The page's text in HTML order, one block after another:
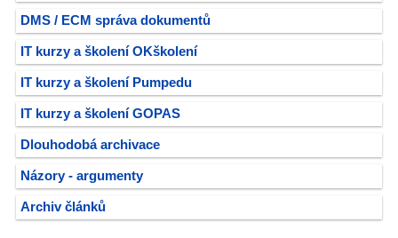
DMS / ECM správa dokumentů
IT kurzy a školení OKškolení
IT kurzy a školení Pumpedu
IT kurzy a školení GOPAS
Dlouhodobá archivace
Názory - argumenty
Archiv článků